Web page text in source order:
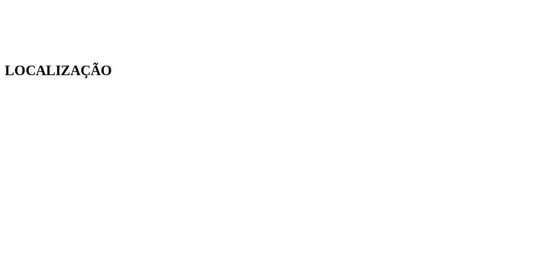
LOCALIZAÇÃO